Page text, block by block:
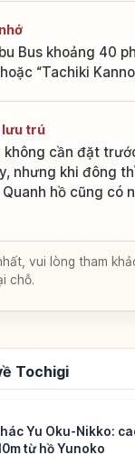
Bus khoảng 40
“Tachiki
lưu trú
không cần đặt
nhưng khi đông
hồ cũng có
vui lòng tham
chỗ.
Tochigi
Yu Oku-Nikko:
từ hồ Yunoko